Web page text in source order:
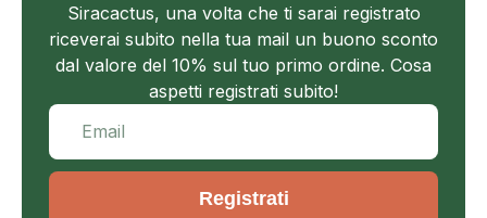
Siracactus, una volta che ti sarai registrato
riceverai subito nella tua mail un buono sconto
dal valore del 10% sul tuo primo ordine. Cosa
aspetti registrati subito!
Registrati